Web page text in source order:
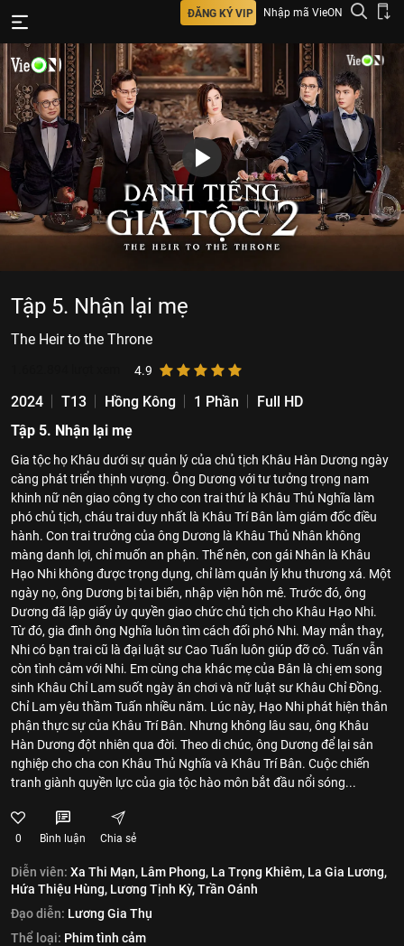
ĐĂNG KÝ VIP Nhập mã VieON
Tập 5. Nhận lại mẹ
The Heir to the Throne
4.9
2024 T13 Hồng Kông 1 Phần
Full HD
Tập 5. Nhận lại mẹ
Gia tộc họ Khâu dưới sự quản lý của chủ tịch Khâu Hàn Dương ngày
càng phát triển thịnh vượng. Ông Dương với tư tưởng trọng nam
khinh nữ nên giao công ty cho con trai thứ là Khâu Thủ Nghĩa làm
phó chủ tịch, cháu trai duy nhất là Khâu Trí Bân làm giám đốc điều
hành. Con trai trưởng của ông Dương là Khâu Thủ Nhân không
màng danh lợi, chỉ muốn an phận. Thế nên, con gái Nhân là Khâu
Hạo Nhi không được trọng dụng, chỉ làm quản lý khu thương xá. Một
ngày nọ, ông Dương bị tai biến, nhập viện hôn mê. Trước đó, ông
Dương đã lập giấy ủy quyền giao chức chủ tịch cho Khâu Hạo Nhi.
Từ đó, gia đình ông Nghĩa luôn tìm cách đối phó Nhi. May mắn thay,
Nhi có bạn trai cũ là đại luật sư Cao Tuấn luôn giúp đỡ cô. Tuấn vẫn
còn tình cảm với Nhi. Em cùng cha khác mẹ của Bân là chị em song
sinh Khâu Chỉ Lam suốt ngày ăn chơi và nữ luật sư Khâu Chỉ Đồng.
Chỉ Lam yêu thầm Tuấn nhiều năm. Lúc này, Hạo Nhi phát hiện thân
phận thực sự của Khâu Trí Bân. Nhưng không lâu sau, ông Khâu
Hàn Dương đột nhiên qua đời. Theo di chúc, ông Dương để lại sản
nghiệp cho cha con Khâu Thủ Nghĩa và Khâu Trí Bân. Cuộc chiến
tranh giành quyền lực của gia tộc hào môn bắt đầu nổi sóng...
0 Bình luận Chia sẻ
Diễn viên: Xa Thi Mạn, Lâm Phong, La Trọng Khiêm, La Gia Lương,
Hứa Thiệu Hùng, Lương Tịnh Kỳ,Trần Oánh
Đạo diễn: Lương Gia Thụ
Thể loại: Phim tình cảm